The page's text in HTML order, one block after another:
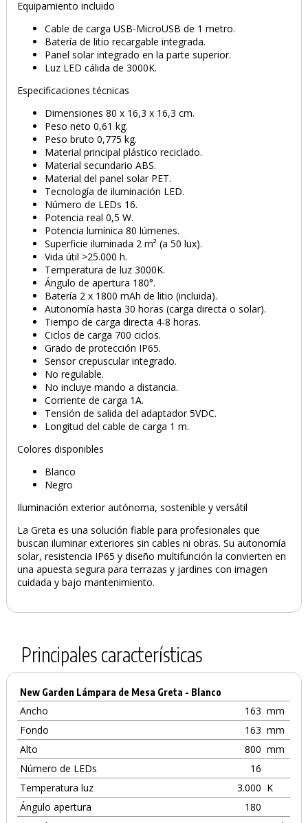
PRODUCTO AÑADIDO AL CARRITO
Equipamiento incluido
Cable de carga USB-MicroUSB de 1 metro.
Batería de litio recargable integrada.
Panel solar integrado en la parte superior.
Luz LED cálida de 3000K.
Especificaciones técnicas
Dimensiones 80 x 16,3 x 16,3 cm.
Peso neto 0,61 kg.
Peso bruto 0,775 kg.
Material principal plástico reciclado.
Material secundario ABS.
Material del panel solar PET.
Tecnología de iluminación LED.
Número de LEDs 16.
Potencia real 0,5 W.
Potencia lumínica 80 lúmenes.
Superficie iluminada 2 m² (a 50 lux).
Vida útil >25.000 h.
Temperatura de luz 3000K.
Ángulo de apertura 180°.
Batería 2 x 1800 mAh de litio (incluida).
Autonomía hasta 30 horas (carga directa o solar).
Tiempo de carga directa 4-8 horas.
Ciclos de carga 700 ciclos.
Grado de protección IP65.
Sensor crepuscular integrado.
No regulable.
No incluye mando a distancia.
Corriente de carga 1A.
Tensión de salida del adaptador 5VDC.
Longitud del cable de carga 1 m.
Colores disponibles
Blanco
Negro
Iluminación exterior autónoma, sostenible y versátil
La Greta es una solución fiable para profesionales que
buscan iluminar exteriores sin cables ni obras. Su autonomía
solar, resistencia IP65 y diseño multifunción la convierten en
una apuesta segura para terrazas y jardines con imagen
cuidada y bajo mantenimiento.
Principales características
New Garden Lámpara de Mesa Greta - Blanco
Ancho 163 mm
Fondo
163 mm
Alto
800 mm
Número de LEDs
16
Temperatura luz
3.000 K
Ángulo apertura
180